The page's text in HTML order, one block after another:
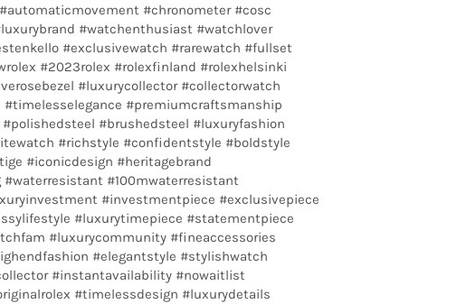
#chronometer #cosc
#watchenthusiast #watchlover
#exclusivewatch #rarewatch #fullset
#2023rolex #rolexfinland #rolexhelsinki
#luxurycollector #collectorwatch
#premiumcraftsmanship
#brushedsteel #luxuryfashion
#richstyle #confidentstyle #boldstyle
#iconicdesign #heritagebrand
#waterresistant #100mwaterresistant
#investmentpiece #exclusivepiece
#luxurytimepiece #statementpiece
#luxurycommunity #fineaccessories
#elegantstyle #stylishwatch
#instantavailability #nowaitlist
#timelessdesign #luxurydetails